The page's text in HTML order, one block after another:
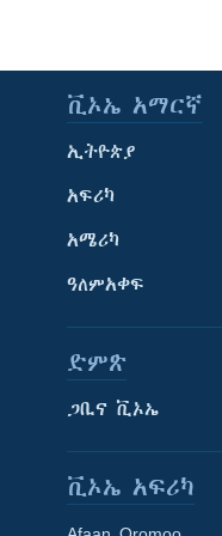
ቪኦኤ አማርኛ
ኢትዮጵያ
አፍሪካ
አሜሪካ
ዓለምአቀፍ
ድምጽ
ጋቢና ቪኦኤ
ቪኦኤ አፍሪካ